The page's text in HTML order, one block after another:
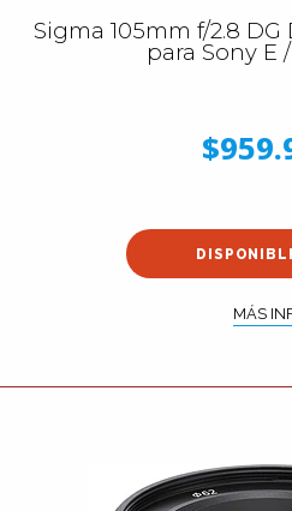
Sigma 105mm f/2.8
para Sony E
MÁS